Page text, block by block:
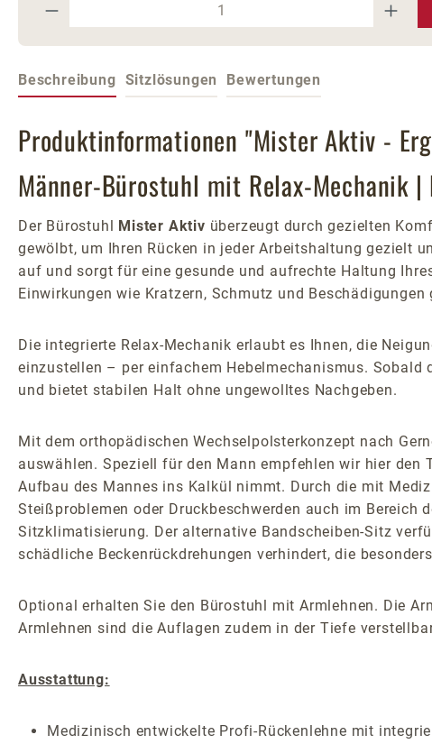
Beschreibung Sitzlösungen Bewertungen
Produktinformationen "Mister Aktiv -
Männer-Bürostuhl mit Relax-Mechanik
Der Bürostuhl Mister Aktiv überzeugt durch gezielten
gewölbt, um Ihren Rücken in jeder Arbeitshaltung gezielt
auf und sorgt für eine gesunde und aufrechte Haltung
Einwirkungen wie Kratzern, Schmutz und
Die integrierte Relax-Mechanik erlaubt es Ihnen, die
einzustellen – per einfachem Hebelmechanismus.
und bietet stabilen Halt ohne ungewolltes Nachgeben.
Mit dem orthopädischen Wechselpolsterkonzept nach
auswählen. Speziell für den Mann empfehlen wir hier den
Aufbau des Mannes ins Kalkül nimmt. Durch die mit
Steißproblemen oder Druckbeschwerden auch im
Sitzklimatisierung. Der alternative Bandscheiben-Sitz
schädliche Beckenrückdrehungen verhindert, die
Optional erhalten Sie den Bürostuhl mit Armlehnen. Die
Armlehnen sind die Auflagen zudem in der Tiefe
Ausstattung:
Medizinisch entwickelte Profi-Rückenlehne mit